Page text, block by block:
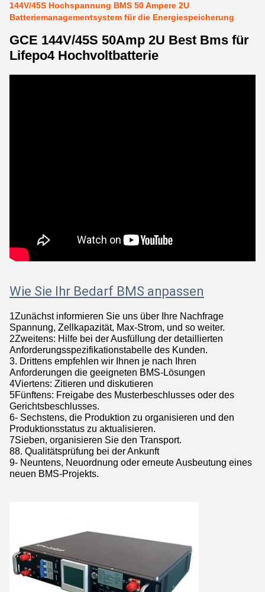
144V/45S Hochspannung BMS 50 Ampere 2U
Batteriemanagementsystem für die Energiespeicherung
GCE 144V/45S 50Amp 2U Best Bms für
Lifepo4 Hochvoltbatterie
Wie Sie Ihr Bedarf BMS anpassen
1Zunächst informieren Sie uns über Ihre Nachfrage
Spannung, Zellkapazität, Max-Strom, und so weiter.
2Zweitens: Hilfe bei der Ausfüllung der detaillierten
Anforderungsspezifikationstabelle des Kunden.
3. Drittens empfehlen wir Ihnen je nach Ihren
Anforderungen die geeigneten BMS-Lösungen
4Viertens: Zitieren und diskutieren
5Fünftens: Freigabe des Musterbeschlusses oder des
Gerichtsbeschlusses.
6- Sechstens, die Produktion zu organisieren und den
Produktionsstatus zu aktualisieren.
7Sieben, organisieren Sie den Transport.
88. Qualitätsprüfung bei der Ankunft
9- Neuntens, Neuordnung oder erneute Ausbeutung eines
neuen BMS-Projekts.